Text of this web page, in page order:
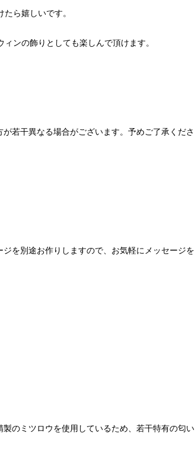
ら嬉しいです。
若干異なる場合がございます。予めご了承くださ
を別途お作りしますので、お気軽にメッセージを
のミツロウを使用しているため、若干特有の匂い